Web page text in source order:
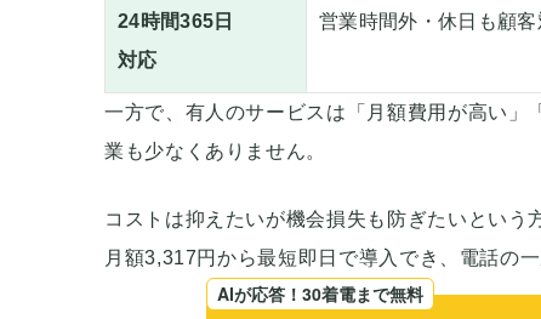
24時間365日
対応
営業時間外・休日も顧
一方で、有人のサービスは「月額費用が高い
業も少なくありません。
コストは抑えたいが機会損失も防ぎたいという
月額3,317円から最短即日で導入でき、電話の
AIが応答！30着電まで無料